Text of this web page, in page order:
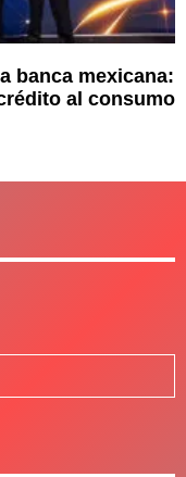
banca mexicana:
al consumo